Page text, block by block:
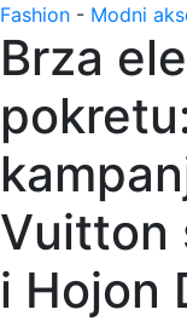
Fashion - Modni
Brza
Vuitton
i Hojon